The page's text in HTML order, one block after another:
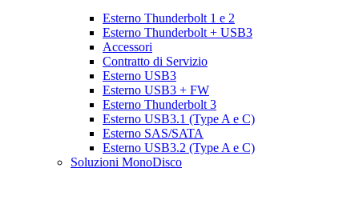
Esterno Thunderbolt 1 e 2
Esterno Thunderbolt + USB3
Accessori
Contratto di Servizio
Esterno USB3
Esterno USB3 + FW
Esterno Thunderbolt 3
Esterno USB3.1 (Type A e C)
Esterno SAS/SATA
Esterno USB3.2 (Type A e C)
Soluzioni MonoDisco